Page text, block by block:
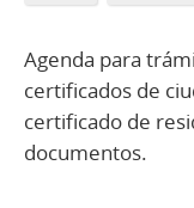
Agenda para
certificados de
certificado de
documentos.